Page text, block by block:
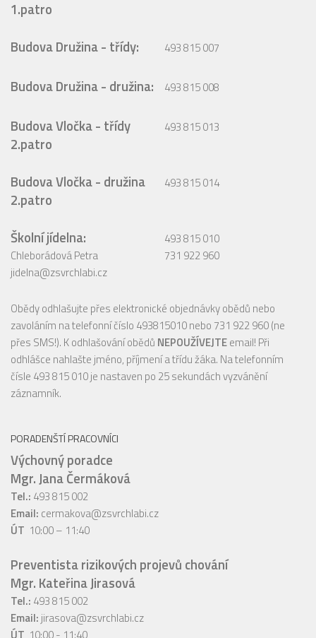
1.patro
Budova Družina - třídy: 493 815 007
Budova Družina - družina: 493 815 008
Budova Vločka - třídy
2.patro
493 815 013
Budova Vločka - družina
2.patro
493 815 014
Školní jídelna:
Chleborádová Petra
jidelna@zsvrchlabi.cz
493 815 010
731 922 960
Obědy odhlašujte přes elektronické objednávky obědů nebo
zavoláním na telefonní číslo 493815010 nebo 731 922 960 (ne
přes SMS!). K odhlašování obědů NEPOUŽÍVEJTEemail! Při
odhlášce nahlašte jméno, příjmení a třídu žáka. Na telefonním
čísle 493 815 010 je nastaven po 25 sekundách vyzvánění
záznamník.
PORADENŠTÍ PRACOVNÍCI
Výchovný poradce
Mgr. Jana Čermáková
Tel.: 493 815 002
Email: cermakova@zsvrchlabi.cz
ÚT 10:00 – 11:40
Preventista rizikových projevů chování
Mgr. Kateřina Jirasová
Tel.: 493 815 002
Email: jirasova@zsvrchlabi.cz